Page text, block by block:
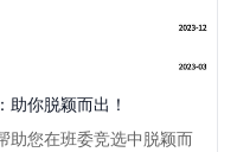
助你脱颖而出！
助您在班委竞选中脱颖而